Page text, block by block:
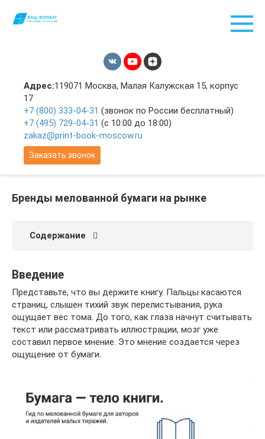
Адрес:119071 Москва, Малая Калужская 15, корпус
17
+7 (800) 333-04-31 (звонок по России бесплатный)
+7 (495) 729-04-31 (с 10:00 до 18:00)
zakaz@print-book-moscow.ru
Заказать звонок
Бренды мелованной бумаги на рынке
Содержание
Введение
Представьте, что вы держите книгу. Пальцы касаются
страниц, слышен тихий звук перелистывания, рука
ощущает вес тома. До того, как глаза начнут считывать
текст или рассматривать иллюстрации, мозг уже
составил первое мнение. Это мнение создается через
ощущение от бумаги.